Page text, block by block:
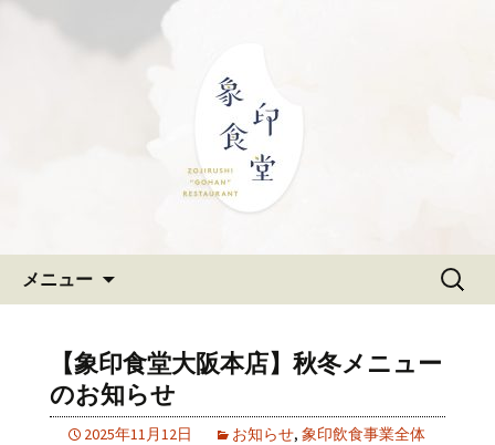
難波・なんばスカイオにある
和食「象印食堂」の公式ブログ
大阪難波の和食「象印食堂」。象印マ
ホービンが、「ごはんレストラン」と
して、美味しいごはんをご提供しま
メニュー
検
【象印食堂大阪本店】秋冬メニュー
のお知らせ
2025年11月12日 お知らせ, 象印飲食事業全体